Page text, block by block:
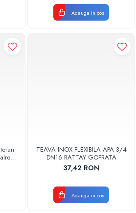
Adauga in cos
TEAVA INOX FLEXIBILA APA 3/4
DN16 RATTAY GOFRATA
37,42 RON
Adauga in cos